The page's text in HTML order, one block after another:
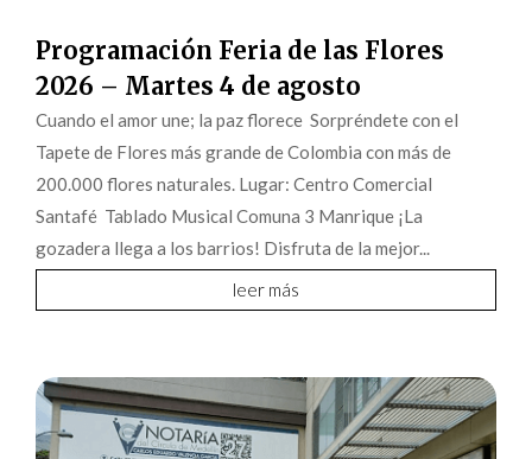
Programación Feria de las Flores
2026 – Martes 4 de agosto
Cuando el amor une; la paz florece Sorpréndete con el
Tapete de Flores más grande de Colombia con más de
200.000 flores naturales. Lugar: Centro Comercial
Santafé Tablado Musical Comuna 3 Manrique ¡La
gozadera llega a los barrios! Disfruta de la mejor...
leer más